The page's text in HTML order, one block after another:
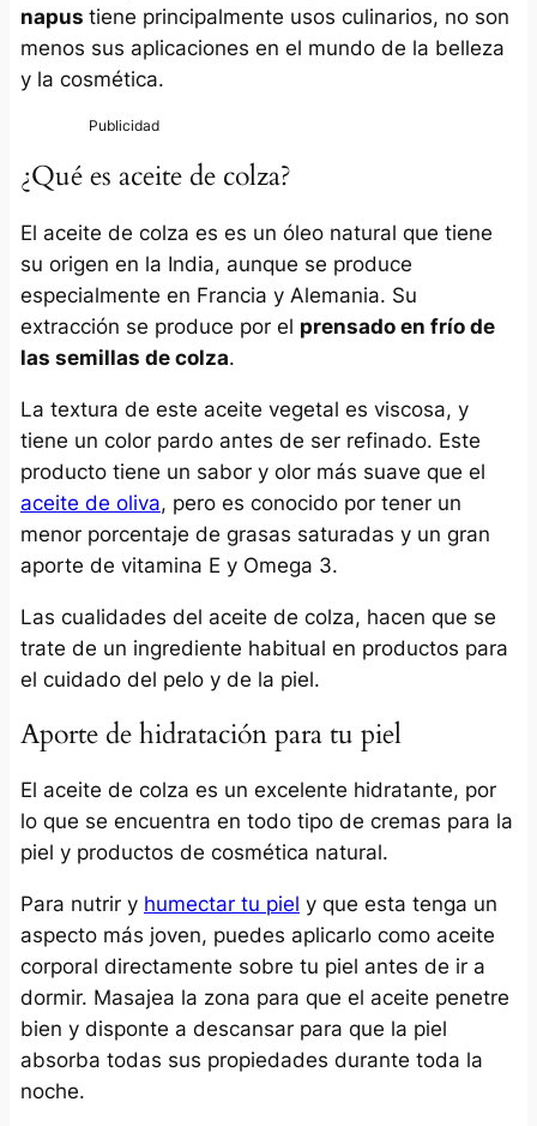
napus tiene principalmente usos culinarios, no son
menos sus aplicaciones en el mundo de la belleza
y la cosmética.
¿Qué es aceite de colza?
El aceite de colza es es un óleo natural que tiene
su origen en la India, aunque se produce
especialmente en Francia y Alemania. Su
extracción se produce por el prensado en frío de
las semillas de colza.
La textura de este aceite vegetal es viscosa, y
tiene un color pardo antes de ser refinado. Este
producto tiene un sabor y olor más suave que el
aceite de oliva, pero es conocido por tener un
menor porcentaje de grasas saturadas y un gran
aporte de vitamina E y Omega 3.
Las cualidades del aceite de colza, hacen que se
trate de un ingrediente habitual en productos para
el cuidado del pelo y de la piel.
Aporte de hidratación para tu piel
El aceite de colza es un excelente hidratante, por
lo que se encuentra en todo tipo de cremas para la
piel y productos de cosmética natural.
Para nutrir y humectar tu piel y que esta tenga un
aspecto más joven, puedes aplicarlo como aceite
corporal directamente sobre tu piel antes de ir a
dormir. Masajea la zona para que el aceite penetre
bien y disponte a descansar para que la piel
absorba todas sus propiedades durante toda la
noche.